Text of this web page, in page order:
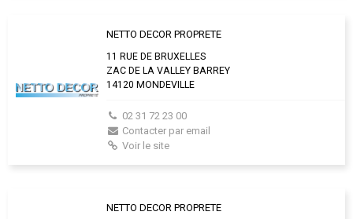
NETTO DECOR PROPRETE
11 RUE DE BRUXELLES
ZAC DE LA VALLEY BARREY
14120 MONDEVILLE
02 31 72 23 00
Contacter par email
Voir le site
NETTO DECOR PROPRETE